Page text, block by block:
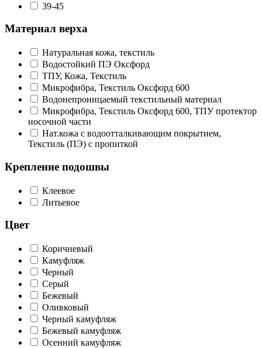
39-45
Материал верха
Натуральная кожа, текстиль
Водостойкий ПЭ Оксфорд
ТПУ, Кожа, Текстиль
Микрофибра, Текстиль Оксфорд 600
Водонепроницаемый текстильный материал
Микрофибра, Текстиль Оксфорд 600, ТПУ протектор
носочной части
Нат.кожа с водоотталкивающим покрытием,
Текстиль (ПЭ) с пропиткой
Крепление подошвы
Клеевое
Литьевое
Цвет
Коричневый
Камуфляж
Черный
Серый
Бежевый
Оливковый
Черный камуфляж
Бежевый камуфляж
Осенний камуфляж